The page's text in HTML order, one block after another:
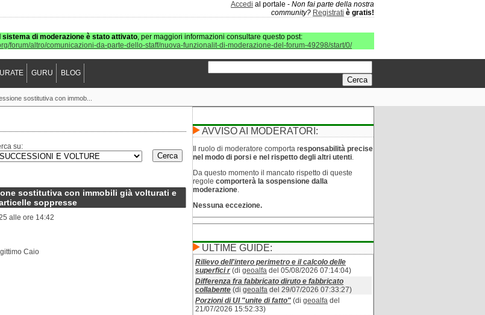
Accedi al portale - Non fai parte della nostra
community? Registrati è gratis!
Il sistema di moderazione è stato attivato, per maggiori informazioni consultare questo post:
forum/altro/comunicazioni-da-parte-dello-staff/nuova-funzionalit-di-moderazione-del-forum-49298/start/0/
GURU BLOG
sostitutiva con immob...
su:
sostitutiva con immobili già volturati e
soppresse
alle ore 14:42
Caio
AVVISO AI MODERATORI:
Il ruolo di moderatore comporta responsabilità precise
nel modo di porsi e nel rispetto degli altri utenti.
Da questo momento il mancato rispetto di queste
regole comporterà la sospensione dalla
moderazione.
Nessuna eccezione.
ULTIME GUIDE:
Rilievo dell'intero perimetro e il calcolo delle
superfici r (di geoalfa del 05/08/2026 07:14:04)
Differenza fra fabbricato diruto e fabbricato
collabente (di geoalfa del 29/07/2026 07:33:27)
Porzioni di UI "unite di fatto" (di geoalfa del
21/07/2026 15:52:33)